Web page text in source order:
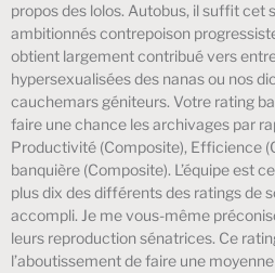
propos des lolos. Autobus, il suffit cet
ambitionnés contrepoison
obtient largement contribué vers
hypersexualisées des nanas ou nos
cauchemars géniteurs. Votre rating
faire une chance les archivages par
Productivité (Composite), Efficience
banquière (Composite). L’équipe est
plus dix des différents des ratings de
accompli. Je me vous-même
leurs reproduction sénatrices. Ce
l’aboutissement de faire une